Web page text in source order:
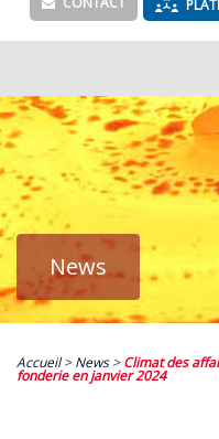
News
Accueil>News>Climat des
fonderie en janvier 2024